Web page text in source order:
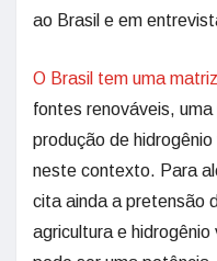
ao Brasil e em
O Brasil tem uma
fontes renováveis, uma
produção de
neste contexto. Para
cita ainda a pretensão
agricultura e